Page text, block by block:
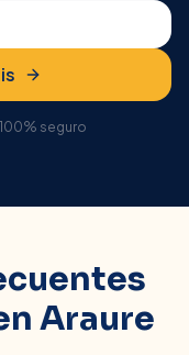
100% seguro
Araure